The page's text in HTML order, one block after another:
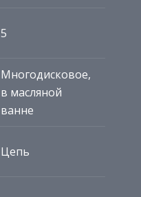
5
Многодисковое,
в масляной
ванне
Цепь